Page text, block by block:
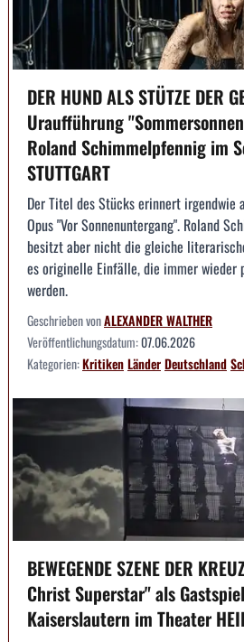
DER HUND ALS STÜTZE DER
Uraufführung
Roland Schimmelpfennig im
STUTTGART
Der Titel des Stücks erinnert irgendwie
Opus "Vor Sonnenuntergang". Roland
besitzt aber nicht die gleiche
es originelle Einfälle, die immer wieder
werden.
Geschrieben vonALEXANDER WALTHER
Veröffentlichungsdatum:07.06.2026
Kategorien:KritikenLänderDeutschland
BEWEGENDE SZENE DER
Christ Superstar" als
Kaiserslautern im Theater